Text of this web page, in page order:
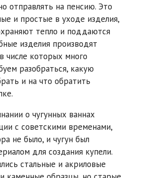
отправлять на пенсию. Это
и простые в уходе изделия,
тепло и поддаются
изделия производят
числе которых много
разобраться, какую
и на что обратить
о чугунных ваннах
с советскими временами,
не было, и чугун был
для создания купели.
стальные и акриловые